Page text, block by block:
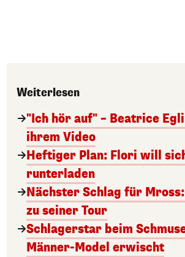
Weiterlesen
"Ich hör auf" – Beatrice
ihrem Video
Heftiger Plan: Flori will
runterladen
Nächster Schlag für
zu seiner Tour
Schlagerstar beim
Männer-Model erwischt